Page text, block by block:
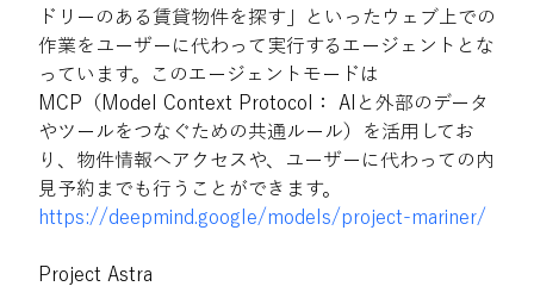
ドリーのある賃貸物件を探す」といったウェブ上での
作業をユーザーに代わって実行するエージェントとな
っています。このエージェントモードは
MCP（Model Context Protocol： AIと外部のデータ
やツールをつなぐための共通ルール）を活用してお
り、物件情報へアクセスや、ユーザーに代わっての内
見予約までも行うことができます。
https://deepmind.google/models/project-mariner/
Project Astra